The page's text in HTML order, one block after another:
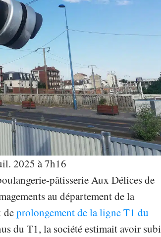
2025 à 7h16
pâtisserie Aux Délices de
au département de la
deprolongement de la ligne T1 du
du T1, la société estimait avoir subi